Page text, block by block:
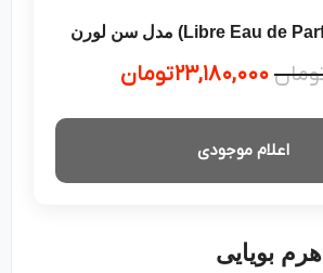
۲۳,۱۸۰,۰۰۰تومان
اعلام موجودی
بویایی